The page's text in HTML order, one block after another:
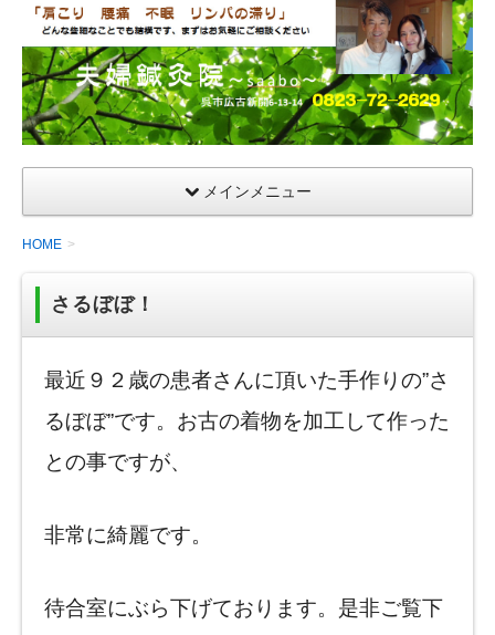
夫
婦
鍼
灸
院
メインメニュー
HOME
さるぼぼ！
最近９２歳の患者さんに頂いた手作りの”さ
るぼぼ”です。お古の着物を加工して作った
との事ですが、
非常に綺麗です。
待合室にぶら下げております。是非ご覧下